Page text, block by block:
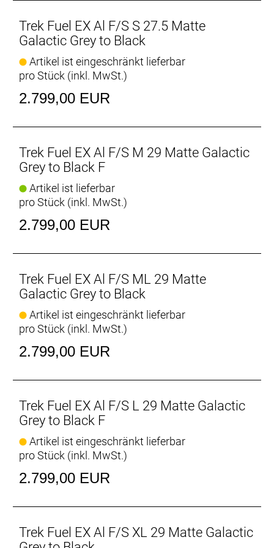
- Das interne Staufach im Rahmen nimmt neben
deinem Werkzeug auch (fast) alles Notwendige für
- Der FOX Performance-Dämpfer sorgt für einen
geschmeidigen Hinterbau und gewährleistet eine
hohe Antriebseffizienz.
Rucksack zu Hause lassen, ohne auf das
Notwendigste für deine Ausfahrt verzichten zu
müssen.
Active Braking Pivot
Active Braking Pivot erlaubt unseren Ingenieuren die
Feinabstimmung, wie die Federung unabhängig
mehr Vertrauen.
Du entscheidest: flacher oder steiler Lenkwinkel
Installiere angewinkelte Lagerschalen (optional
erhältlich), um den 64,5-Grad-Lenkwinkel um ein
Grad anzuheben oder abzusenken, ohne die
Innenlagerhöhe zu beeinflussen.
Passe die Hebelübersetzung durch einfaches
Umlegen des Flipchips an. Fahre dein Bike in der
weniger progressiven Einstellung für ein
geschmeidigeres Fahrgefühl auf ruppigen Trails mit
härteren Schlägen. Lege den Flipchip auf die
progressivere Stellung um, wenn du große Rampen
fahren willst, ohne Angst vor Durchschlägen haben
Größenspezifische Kettenstreben
Trek Fuel EX Al F/S S 27.5 Matte
Galactic Grey to Black
Artikel ist eingeschränkt lieferbar
pro Stück (inkl. MwSt.)
2.799,00 EUR
Trek Fuel EX Al F/S M 29 Matte Galactic
Grey to Black F
Artikel ist lieferbar
pro Stück (inkl. MwSt.)
2.799,00 EUR
Trek Fuel EX Al F/S ML 29 Matte
Galactic Grey to Black
Artikel ist eingeschränkt lieferbar
pro Stück (inkl. MwSt.)
2.799,00 EUR
Trek Fuel EX Al F/S L 29 Matte Galactic
Grey to Black F
Artikel ist eingeschränkt lieferbar
pro Stück (inkl. MwSt.)
2.799,00 EUR
Trek Fuel EX Al F/S XL 29 Matte Galactic